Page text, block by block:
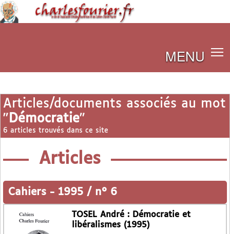
MENU
Articles/documents associés au mot
" Démocratie"
6 articles trouvés dans ce site
Articles
Cahiers - 1995 / n° 6
TOSEL André : Démocratie et
libéralismes (1995)